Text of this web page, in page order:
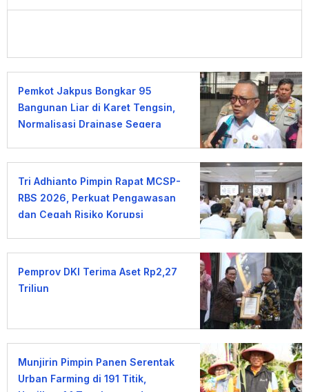
Pemkot Jakpus Bongkar 95
Bangunan Liar di Karet Tengsin,
Normalisasi Drainase Segera
Tri Adhianto Pimpin Rapat MCSP-
RBS 2026, Perkuat Pengawasan
dan Cegah Risiko Korupsi
Pemprov DKI Terima Aset Rp2,27
Triliun
Munjirin Pimpin Panen Serentak
Urban Farming di 191 Titik,